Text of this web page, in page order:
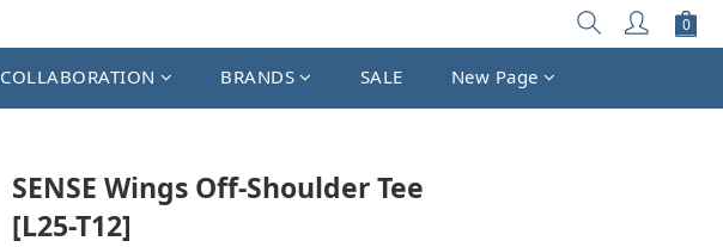
COLLABORATION BRANDS SALE New Page
SENSE Wings Off-Shoulder Tee
[L25-T12]